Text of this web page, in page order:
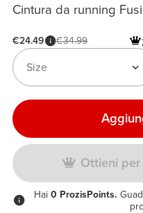
Cintura da running
€24.49 €34.99
Size
Ottieni
Hai 0 ProzisPoints.